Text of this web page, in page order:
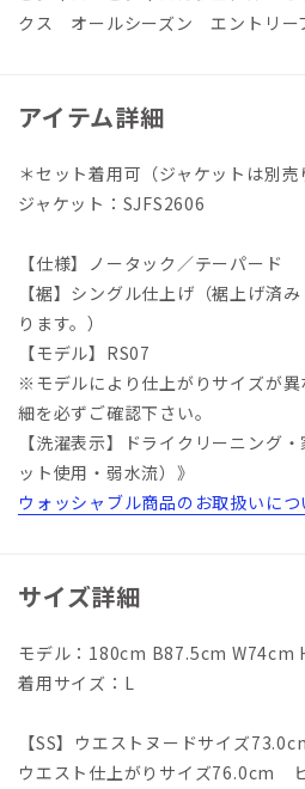
クス オールシーズン エントリー
アイテム詳細
＊セット着用可（ジャケットは別売
ジャケット：SJFS2606
【仕様】ノータック／テーパード
【裾】シングル仕上げ（裾上げ済
ります。）
【モデル】RS07
※モデルにより仕上がりサイズが
細を必ずご確認下さい。
【洗濯表示】ドライクリーニング
ット使用・弱水流）》
ウォッシャブル商品のお取扱いにつ
サイズ詳細
モデル：180cm B87.5cm W74cm
着用サイズ：L
【SS】ウエストヌードサイズ
ウエスト仕上がりサイズ76.0cm